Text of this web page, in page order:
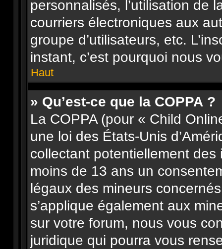
personnalisés, l’utilisation de
courriers électroniques aux
groupe d’utilisateurs, etc.
instant, c’est pourquoi nous
Haut
» Qu’est-ce que la COPPA ?
La COPPA (pour « Child
une loi des États-Unis
collectant potentiellement
moins de 13 ans un
légaux des mineurs
s’applique également aux
sur votre forum, nous vous
juridique qui pourra vous